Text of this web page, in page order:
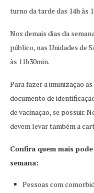
turno da tarde das 14h às
Nos demais dias da
público, nas Unidades de
às 11h30min.
Para fazer a imunização
documento de
de vacinação, se possuir.
devem levar também a
Confira quem mais
semana:
Pessoas com